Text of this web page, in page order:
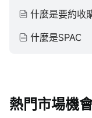
什麼是要約收
什麼是SPAC
熱門市場機